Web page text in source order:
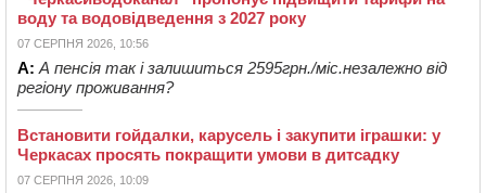
воду та водовідведення з 2027 року
07 СЕРПНЯ 2026, 10:56
А: А пенсія так і залишиться 2595грн./міс.незалежно від
регіону проживання?
Встановити гойдалки, карусель і закупити іграшки: у
Черкасах просять покращити умови в дитсадку
07 СЕРПНЯ 2026, 10:09